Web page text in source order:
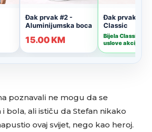
poznavali ne mogu da se
bola, ali ističu da Stefan nikako
ovaj svijet, nego kao heroj.